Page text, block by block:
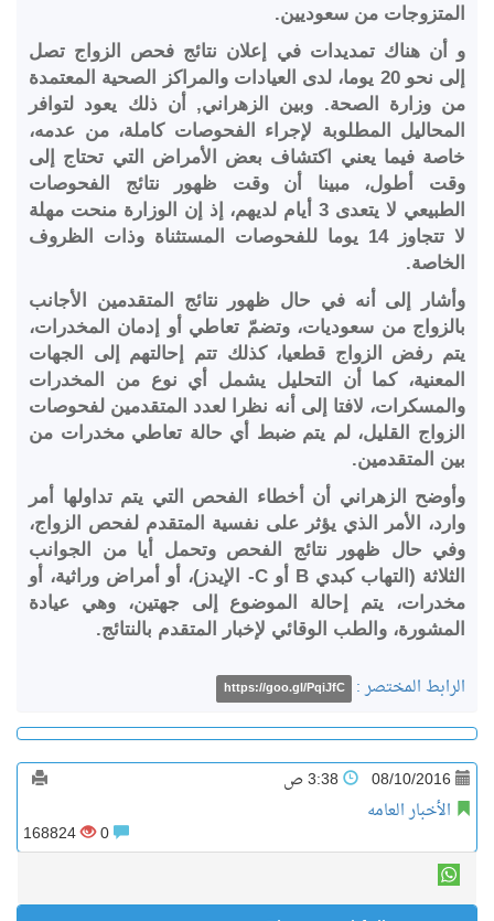
المتزوجات من سعوديين.
و أن هناك تمديدات في إعلان نتائج فحص الزواج تصل
إلى نحو 20 يوما، لدى العيادات والمراكز الصحية المعتمدة
من وزارة الصحة. وبين الزهراني, أن ذلك يعود لتوافر
المحاليل المطلوبة لإجراء الفحوصات كاملة، من عدمه،
خاصة فيما يعني اكتشاف بعض الأمراض التي تحتاج إلى
وقت أطول، مبينا أن وقت ظهور نتائج الفحوصات
الطبيعي لا يتعدى 3 أيام لديهم، إذ إن الوزارة منحت مهلة
لا تتجاوز 14 يوما للفحوصات المستثناة وذات الظروف
الخاصة.
وأشار إلى أنه في حال ظهور نتائج المتقدمين الأجانب
بالزواج من سعوديات، وتضمّ تعاطي أو إدمان المخدرات،
يتم رفض الزواج قطعيا، كذلك تتم إحالتهم إلى الجهات
المعنية، كما أن التحليل يشمل أي نوع من المخدرات
والمسكرات، لافتا إلى أنه نظرا لعدد المتقدمين لفحوصات
الزواج القليل، لم يتم ضبط أي حالة تعاطي مخدرات من
بين المتقدمين.
وأوضح الزهراني أن أخطاء الفحص التي يتم تداولها أمر
وارد، الأمر الذي يؤثر على نفسية المتقدم لفحص الزواج،
وفي حال ظهور نتائج الفحص وتحمل أيا من الجوانب
الثلاثة (التهاب كبدي B أو C- الإيدز)، أو أمراض وراثية، أو
مخدرات، يتم إحالة الموضوع إلى جهتين، وهي عيادة
المشورة، والطب الوقائي لإخبار المتقدم بالنتائج.
الرابط المختصر : https://goo.gl/PqiJfC
08/10/2016
الأخبار العامه
168824